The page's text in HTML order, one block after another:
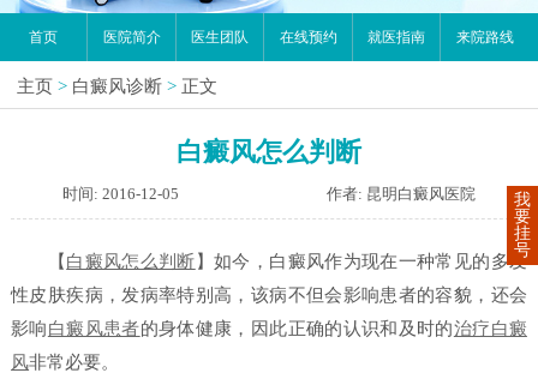
首页 医院简介 医生团队 在线预约 就医指南 来院路线
主页 > 白癜风诊断 > 正文
白癜风怎么判断
时间: 2016-12-05 作者: 昆明白癜风医院
【 白癜风怎么判断 】如今，白癜风作为现在一种常见的多发
性皮肤疾病，发病率特别高，该病不但会影响患者的容貌，还会
影响白癜风患者的身体健康，因此正确的认识和及时的治疗白癜
风非常必要。
我
要
挂
号